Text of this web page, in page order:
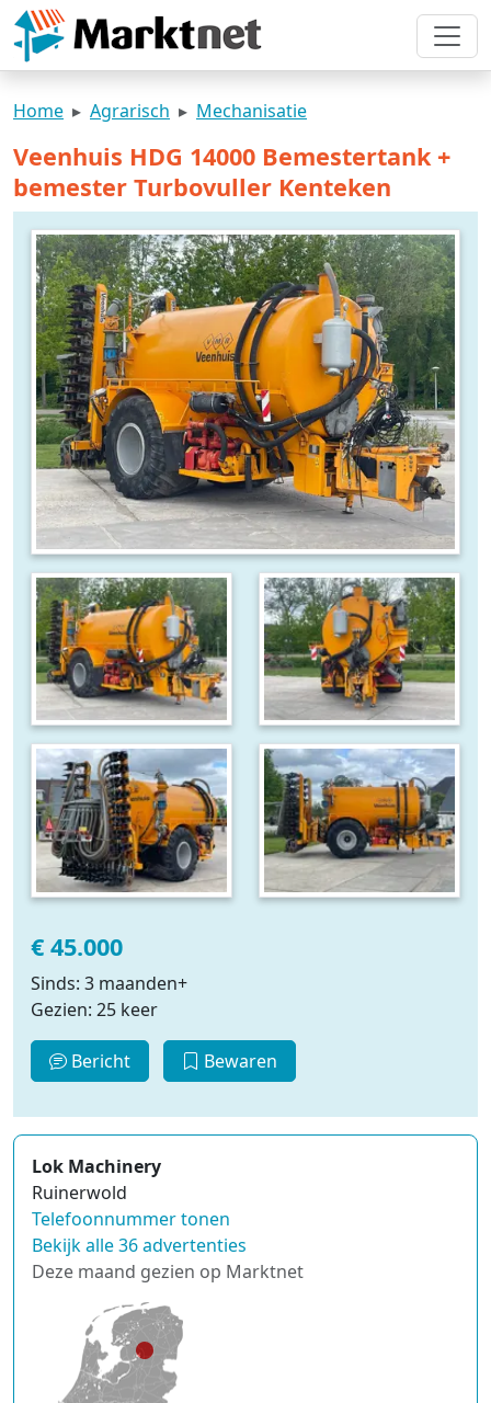
Home Agrarisch Mechanisatie
Veenhuis HDG 14000 Bemestertank +
bemester Turbovuller Kenteken
€ 45.000
Sinds: 3 maanden+
Gezien: 25 keer
Bericht Bewaren
Lok Machinery
Ruinerwold
Telefoonnummer tonen
Bekijk alle 36 advertenties
Deze maand gezien op Marktnet